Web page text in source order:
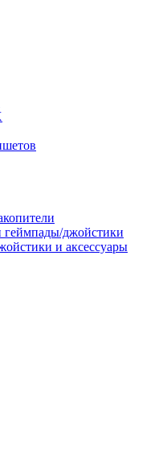
геймпады/джойстики
и аксессуары